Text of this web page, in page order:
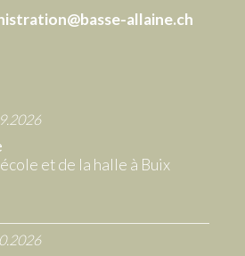
allaine.ch
et de la halle à Buix